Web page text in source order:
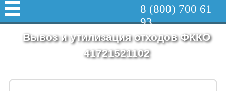
8 (800) 700 61
93
Вывоз и утилизация отходов ФККО
41721521102